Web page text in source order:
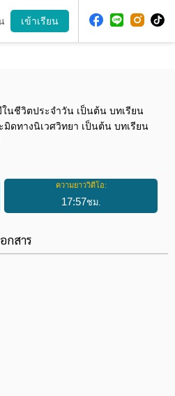
เข้าเรียน
นชีวิตประจำวัน เป็นต้น บทเรียน
ดทางนิเวศวิทยา เป็นต้น บทเรียน
ความยาววิดีโอ:
17:57ชม.
กสาร